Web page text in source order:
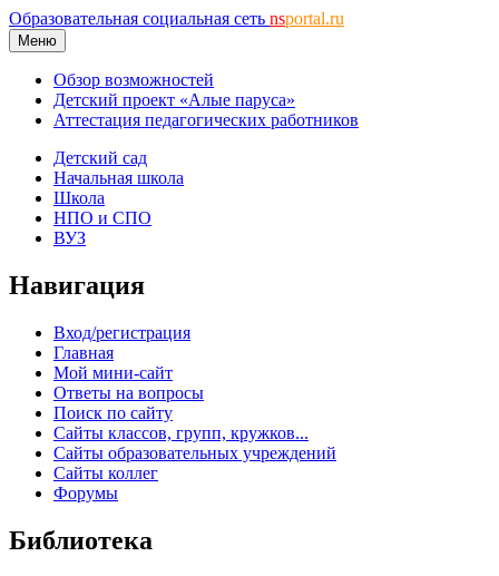
Образовательная социальная сеть nsportal.ru
Меню
Обзор возможностей
Детский проект «Алые паруса»
Аттестация педагогических работников
Детский сад
Начальная школа
Школа
НПО и СПО
ВУЗ
Навигация
Вход/регистрация
Главная
Мой мини-сайт
Ответы на вопросы
Поиск по сайту
Сайты классов, групп, кружков...
Сайты образовательных учреждений
Сайты коллег
Форумы
Библиотека